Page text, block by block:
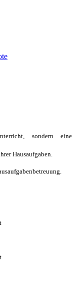
sondern eine
Hausaufgaben.